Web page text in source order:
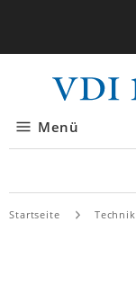
Menü
Startseite Technik